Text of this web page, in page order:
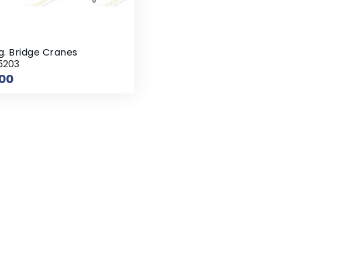
Bridge Cranes
Price